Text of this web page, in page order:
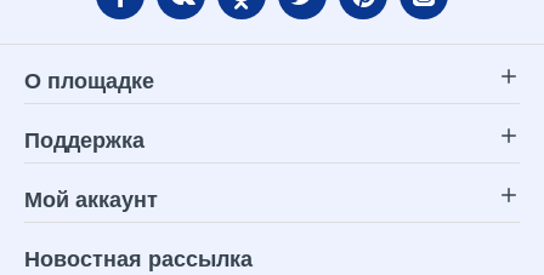
О площадке
Поддержка
Мой аккаунт
Новостная рассылка